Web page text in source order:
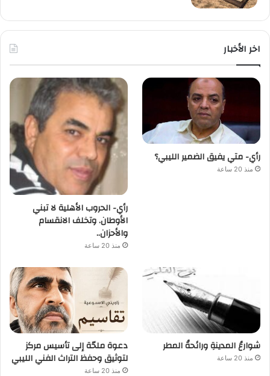
اخر الأخبار
رأي- متي يفيق الضمير الليبي؟
منذ 20 ساعة
رأي- الحروب الأهلية لا تبني
الأوطان. وتخلف الانقسام
والأحزان..
منذ 20 ساعة
شوارعُ المدينةِ ورائحةُ المطر
منذ 20 ساعة
دعوة ملحّة إلى تأسيس مركز
لتوثيق وحفظ التراث الفني الليبي
منذ 20 ساعة